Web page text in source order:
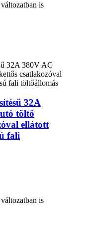
is
32A
töltő
ellátott
fali
is